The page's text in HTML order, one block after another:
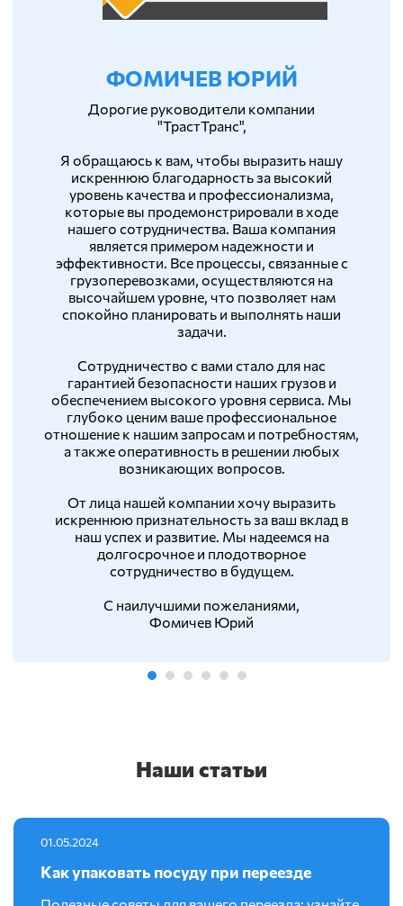
ФОМИЧЕВ ЮРИЙ
Дорогие руководители компании
"ТрастТранс",
Я обращаюсь к вам, чтобы выразить нашу
искреннюю благодарность за высокий
уровень качества и профессионализма,
которые вы продемонстрировали в ходе
нашего сотрудничества. Ваша компания
является примером надежности и
эффективности. Все процессы, связанные с
грузоперевозками, осуществляются на
высочайшем уровне, что позволяет нам
спокойно планировать и выполнять наши
задачи.
Сотрудничество с вами стало для нас
гарантией безопасности наших грузов и
обеспечением высокого уровня сервиса. Мы
глубоко ценим ваше профессиональное
отношение к нашим запросам и потребностям,
а также оперативность в решении любых
возникающих вопросов.
От лица нашей компании хочу выразить
искреннюю признательность за ваш вклад в
наш успех и развитие. Мы надеемся на
долгосрочное и плодотворное
сотрудничество в будущем.
С наилучшими пожеланиями,
Фомичев Юрий
Наши статьи
01.05.2024
Как упаковать посуду при переезде